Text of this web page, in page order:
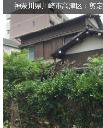
神奈川県川崎市高津区：剪定